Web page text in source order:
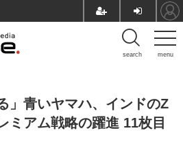
menu
search
」青いヤマハ、インドのZ
ミアム戦略の躍進 11枚目